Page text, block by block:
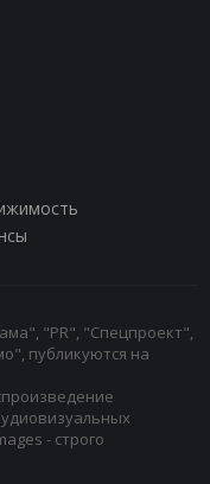
"PR", "Спецпроект",
публикуются на
- строго